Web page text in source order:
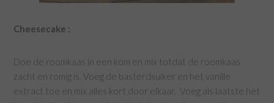
Cheesecake :
Doe de roomkaas in een kom en mix totdat de roomkaas
zacht en romig is. Voeg de basterdsuiker en het vanille
extract toe en mix alles kort door elkaar. Voeg als laatste het